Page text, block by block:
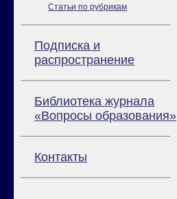
Статьи по рубрикам
Подписка и
распространение
Библиотека журнала
«Вопросы образования»
Контакты